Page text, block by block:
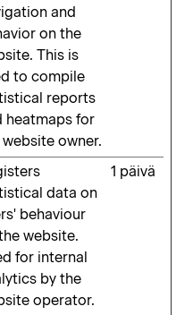
and
on the
This is
to compile
reports
heatmaps for
owner.
data on
behaviour
website.
for internal
by the
operator.
1 päivä